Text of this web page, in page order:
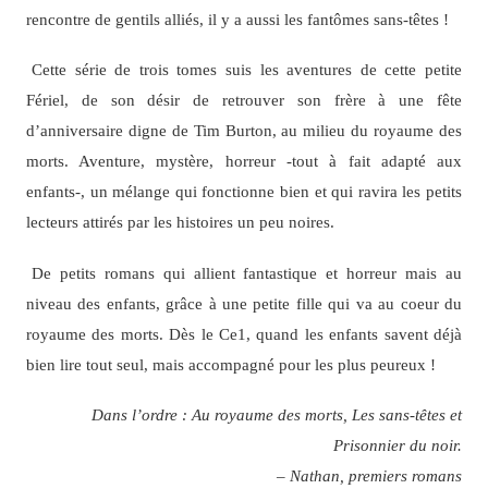
rencontre de gentils alliés, il y a aussi les fantômes sans-têtes !
Cette série de trois tomes suis les aventures de cette petite
Fériel, de son désir de retrouver son frère à une fête
d’anniversaire digne de Tim Burton, au milieu du royaume des
morts. Aventure, mystère, horreur -tout à fait adapté aux
enfants-, un mélange qui fonctionne bien et qui ravira les petits
lecteurs attirés par les histoires un peu noires.
De petits romans qui allient fantastique et horreur mais au
niveau des enfants, grâce à une petite fille qui va au coeur du
royaume des morts. Dès le Ce1, quand les enfants savent déjà
bien lire tout seul, mais accompagné pour les plus peureux !
Dans l’ordre : Au royaume des morts, Les sans-têtes et
Prisonnier du noir.
– Nathan, premiers romans